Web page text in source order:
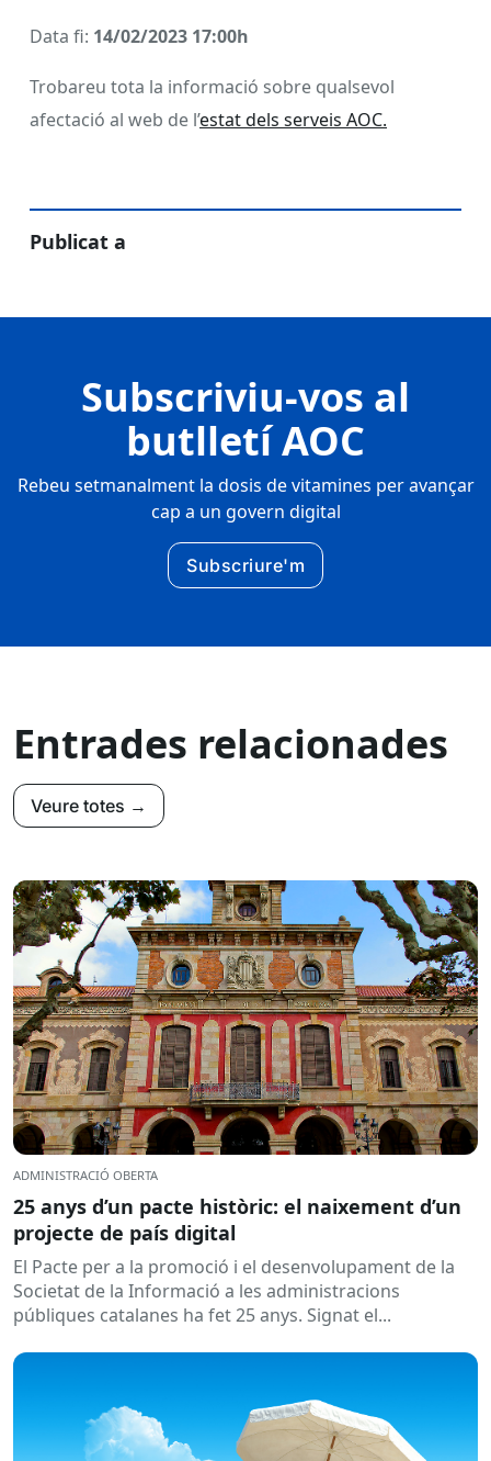
Data fi: 14/02/2023 17:00h
Trobareu tota la informació sobre qualsevol
afectació al web de l’estat dels serveis AOC.
Publicat a
Subscriviu-vos al
butlletí AOC
Rebeu setmanalment la dosis de vitamines per avançar
cap a un govern digital
Subscriure'm
Entrades relacionades
Veure totes →
ADMINISTRACIÓ OBERTA
25 anys d’un pacte històric: el naixement d’un
projecte de país digital
El Pacte per a la promoció i el desenvolupament de la
Societat de la Informació a les administracions
públiques catalanes ha fet 25 anys. Signat el...